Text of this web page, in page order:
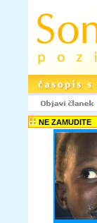
NE ZAMUDITE